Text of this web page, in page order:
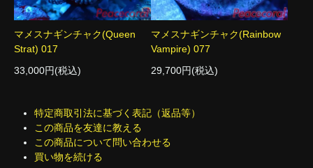
マメスナギンチャク(Queen
Strat) 017
33,000円(税込)
マメスナギンチャク(Rainbow
Vampire) 077
29,700円(税込)
特定商取引法に基づく表記（返品等）
この商品を友達に教える
この商品について問い合わせる
買い物を続ける